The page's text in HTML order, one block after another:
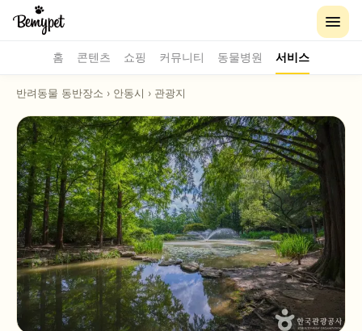
홈 콘텐츠 쇼핑 커뮤니티 동물병원 서비스
반려동물 동반장소 › 안동시 › 관광지